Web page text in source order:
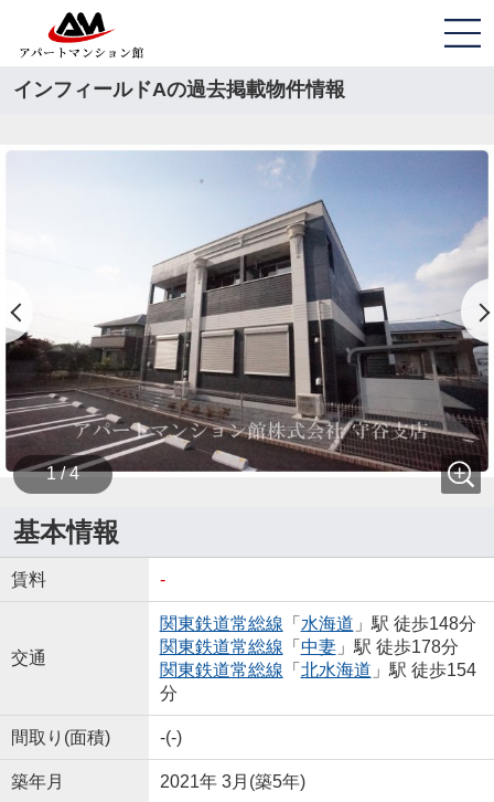
インフィールドAの過去掲載物件情報
1 / 4
基本情報
賃料 -
交通
関東鉄道常総線 「 水海道 」駅 徒歩148分
関東鉄道常総線 「 中妻」駅 徒歩178分
関東鉄道常総線 「 北水海道 」駅 徒歩154
分
間取り(面積) -(-)
築年月 2021年 3月(築5年)